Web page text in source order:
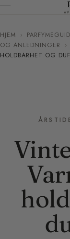
HJEM ›
OG ANLEDNINGER
›
HOLDBARHET OG